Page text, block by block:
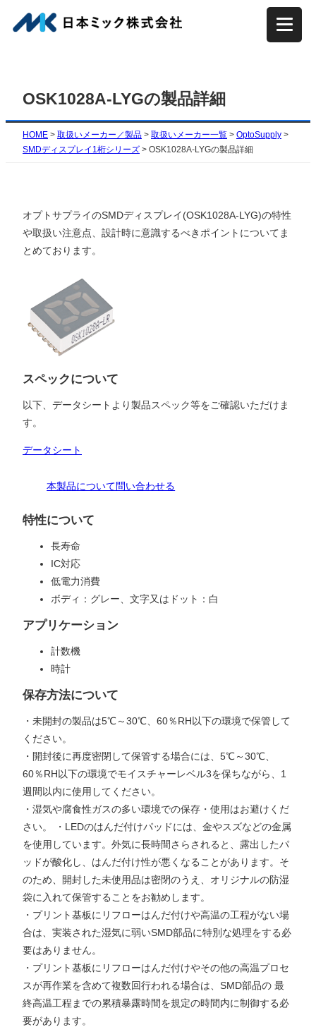
容
プ
OSK1028A-LYGの製品詳細
HOME > 取扱いメーカー／製品 > 取扱いメーカー一覧 > OptoSupply >
SMDディスプレイ1桁シリーズ > OSK1028A-LYGの製品詳細
オプトサプライのSMDディスプレイ(OSK1028A-LYG)の特性
や取扱い注意点、設計時に意識するべきポイントについてま
とめております。
スペックについて
以下、データシートより製品スペック等をご確認いただけま
す。
データシート
本製品について問い合わせる
特性について
長寿命
IC対応
低電力消費
ボディ：グレー、文字又はドット：白
アプリケーション
計数機
時計
保存方法について
・未開封の製品は5℃～30℃、60％RH以下の環境で保管して
ください。
・開封後に再度密閉して保管する場合には、5℃～30℃、
60％RH以下の環境でモイスチャーレベル3を保ちながら、1
週間以内に使用してください。
・湿気や腐食性ガスの多い環境での保存・使用はお避けくだ
さい。 ・LEDのはんだ付けパッドには、金やスズなどの金属
を使用しています。外気に長時間さらされると、露出したパ
ッドが酸化し、はんだ付け性が悪くなることがあります。そ
のため、開封した未使用品は密閉のうえ、オリジナルの防湿
袋に入れて保管することをお勧めします。
・プリント基板にリフローはんだ付けや高温の工程がない場
合は、実装された湿気に弱いSMD部品に特別な処理をする必
要はありません。
・プリント基板にリフローはんだ付けやその他の高温プロセ
スが再作業を含めて複数回行われる場合は、SMD部品の 最
終高温工程までの累積暴露時間を規定の時間内に制御する必
要があります。